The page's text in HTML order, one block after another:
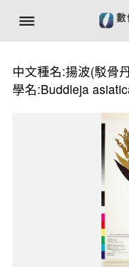
中文種名:揚波(駁骨
學名:Buddleja